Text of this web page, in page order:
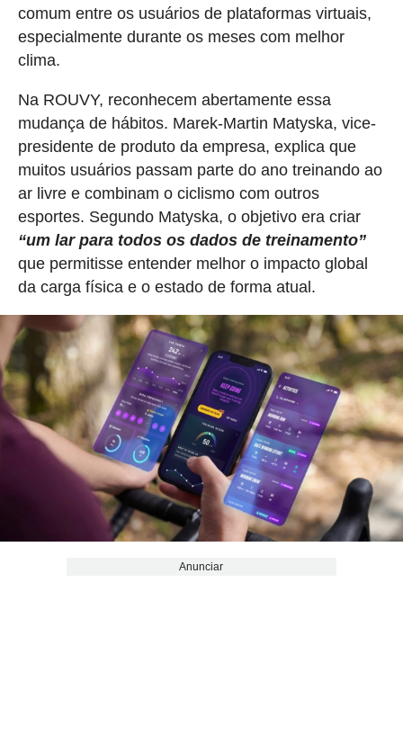
comum entre os usuários de plataformas virtuais,
especialmente durante os meses com melhor
clima.
Na ROUVY, reconhecem abertamente essa
mudança de hábitos. Marek-Martin Matyska, vice-
presidente de produto da empresa, explica que
muitos usuários passam parte do ano treinando ao
ar livre e combinam o ciclismo com outros
esportes. Segundo Matyska, o objetivo era criar
“um lar para todos os dados de treinamento”
que permitisse entender melhor o impacto global
da carga física e o estado de forma atual.
Anunciar